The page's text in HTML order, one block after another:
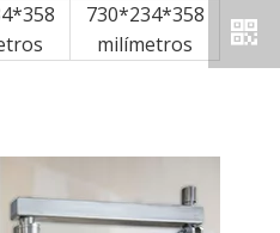
730*234*358
milímetros